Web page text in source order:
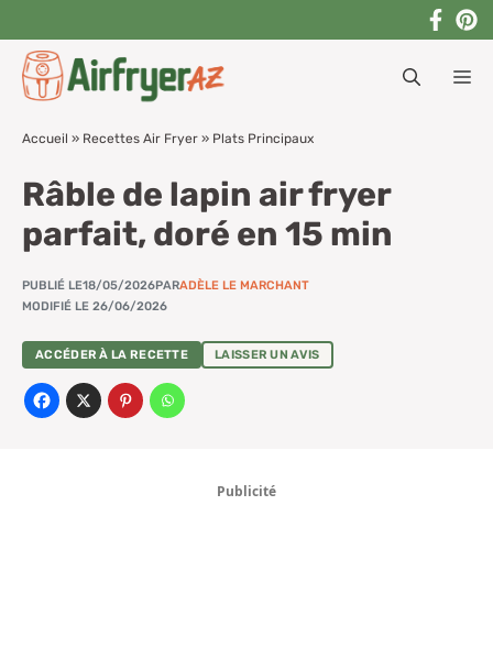
contenu
Accueil » Recettes Air Fryer » Plats Principaux
Râble de lapin air fryer
parfait, doré en 15 min
PUBLIÉ LE18/05/2026PARADÈLE LE MARCHANT
MODIFIÉ LE 26/06/2026
ACCÉDER À LA RECETTE LAISSER UN AVIS
Publicité